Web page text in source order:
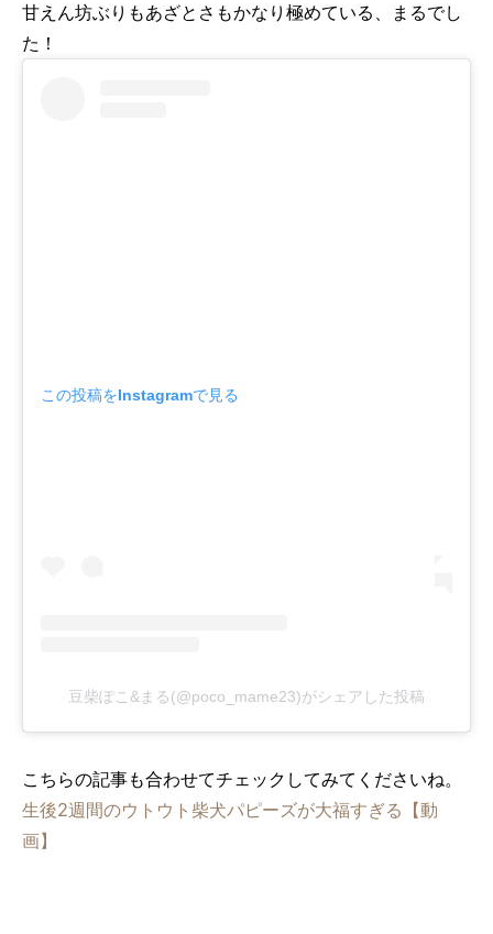
甘えん坊ぶりもあざとさもかなり極めている、まるでし
た！
この投稿をInstagramで見る
豆柴ぽこ&まる(@poco_mame23)がシェアした投稿
こちらの記事も合わせてチェックしてみてくださいね。
生後2週間のウトウト柴犬パピーズが大福すぎる【動
画】